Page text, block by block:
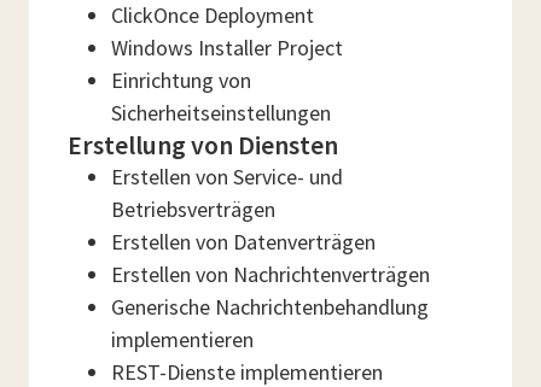
ClickOnce Deployment
Windows Installer Project
Einrichtung von
Sicherheitseinstellungen
Erstellung von Diensten
Erstellen von Service- und
Betriebsverträgen
Erstellen von Datenverträgen
Erstellen von Nachrichtenverträgen
Generische Nachrichtenbehandlung
implementieren
REST-Dienste implementieren